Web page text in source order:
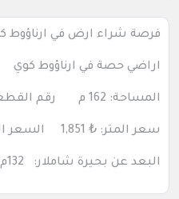
فرصة شراء ارض في ارناؤوط
اراضي حصة في ارناؤوط كوي
المساحة: 162 م رقم القطعة: 6185
سعر المتر: ₺ 1,851 السعر الاجمالي:
البعد عن بحيرة شاملار: 132م